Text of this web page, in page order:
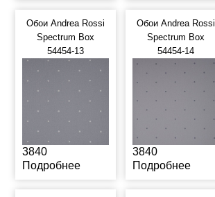
Обои Andrea Rossi
Spectrum Box
54454-13
3840
Подробнее
Обои Andrea Rossi
Spectrum Box
54454-14
3840
Подробнее